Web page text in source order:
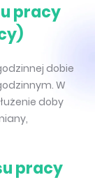
pracy
dobie
W
doby
pracy